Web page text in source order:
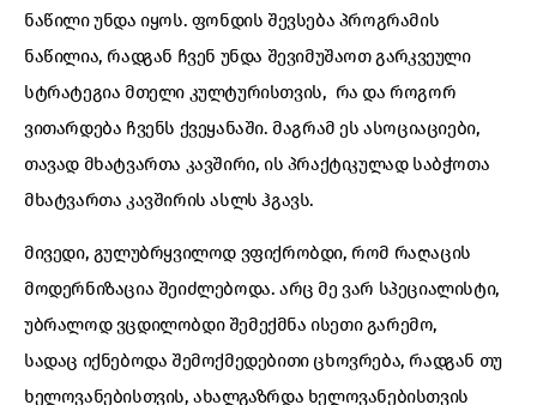
ნაწილი უნდა იყოს. ფონდის შევსება პროგრამის
ნაწილია, რადგან ჩვენ უნდა შევიმუშაოთ გარკვეული
სტრატეგია მთელი კულტურისთვის, რა და როგორ
ვითარდება ჩვენს ქვეყანაში. მაგრამ ეს ასოციაციები,
თავად მხატვართა კავშირი, ის პრაქტიკულად საბჭოთა
მხატვართა კავშირის ასლს ჰგავს.
მივედი, გულუბრყვილოდ ვფიქრობდი, რომ რაღაცის
მოდერნიზაცია შეიძლებოდა. არც მე ვარ სპეციალისტი,
უბრალოდ ვცდილობდი შემექმნა ისეთი გარემო,
სადაც იქნებოდა შემოქმედებითი ცხოვრება, რადგან თუ
ხელოვანებისთვის, ახალგაზრდა ხელოვანებისთვის